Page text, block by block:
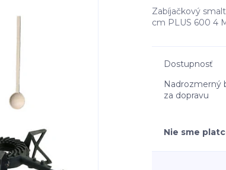
Zabíjačkový
cm PLUS 600 4
Dostupnosť
Nadrozmerný
za dopravu
Nie sme